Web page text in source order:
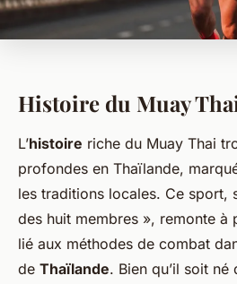
Histoire du Muay
L’histoire riche du Muay Thai
profondes en Thaïlande,
les traditions locales. Ce sport,
des huit membres », remonte à
lié aux méthodes de combat
de Thaïlande. Bien qu’il soit